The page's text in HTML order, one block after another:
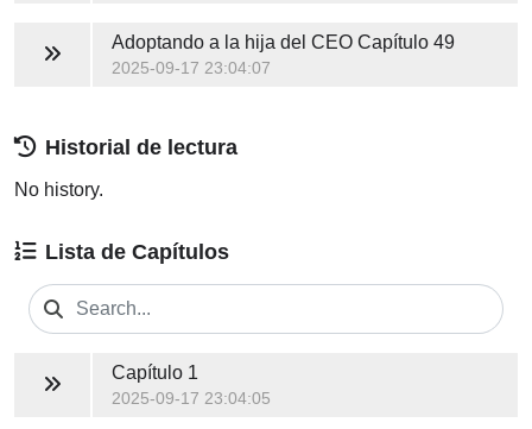
Adoptando a la hija del CEOCapítulo 49
2025-09-17 23:04:07
Historial de lectura
No history.
Lista de Capítulos
Capítulo 1
2025-09-17 23:04:05